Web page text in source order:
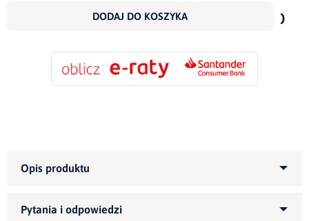
DODAJ DO KOSZYKA
do